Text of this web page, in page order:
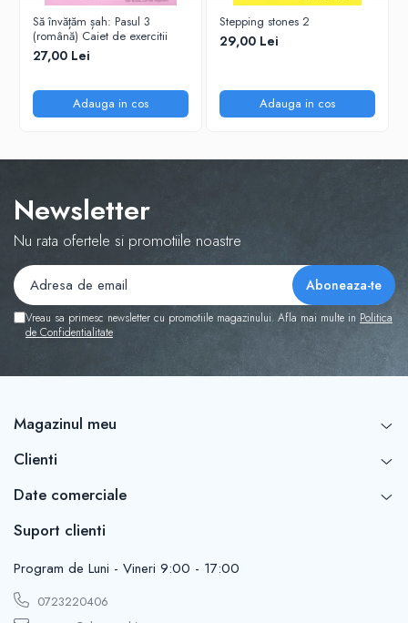
Să învățăm șah: Pasul 3
(română) Caiet de exercitii
27,00 Lei
Adauga in cos
Stepping stones 2
29,00 Lei
Adauga in cos
Newsletter
Nu rata ofertele si promotiile noastre
Vreau sa primesc newsletter cu promotiile magazinului. Afla mai multe in Politica
de Confidentialitate
Magazinul meu
Clienti
Date comerciale
Suport clienti
Program de Luni - Vineri 9:00 - 17:00
0723220406